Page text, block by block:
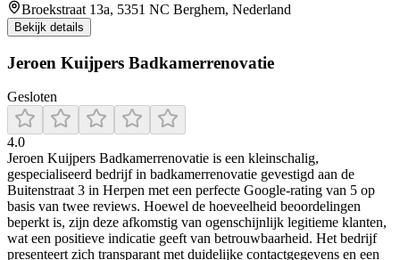
Broekstraat 13a, 5351 NC Berghem, Nederland
Bekijk details
Jeroen Kuijpers Badkamerrenovatie
Gesloten
4.0
Jeroen Kuijpers Badkamerrenovatie is een kleinschalig,
gespecialiseerd bedrijf in badkamerrenovatie gevestigd aan de
Buitenstraat 3 in Herpen met een perfecte Google-rating van 5 op
basis van twee reviews. Hoewel de hoeveelheid beoordelingen
beperkt is, zijn deze afkomstig van ogenschijnlijk legitieme klanten,
wat een positieve indicatie geeft van betrouwbaarheid. Het bedrijf
presenteert zich transparant met duidelijke contactgegevens en een